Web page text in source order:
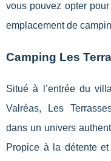
vous pouvez opter
emplacement de
Camping Les
Situé à l’entrée du
Valréas, Les
dans un univers
Propice à la détente